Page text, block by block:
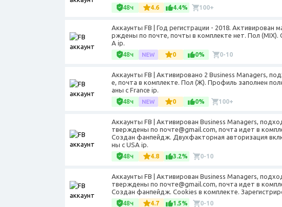
48ч 4.6 4.4% 100+
Аккаунты FB | Год регистрации - 2018.
рждены по почте, почты в комплекте нет. Пол (MIX).
A ip.
48ч 0 0% 0-10
Аккаунты FB | Активировано 2 Business Managers,
е, почта в комплекте. Пол (Ж). Профиль заполнен
аны с France ip.
48ч 0 0% 100+
Аккаунты FB | Активирован Business Managers,
тверждены по почте@gmail.com, почта идет в
Создан фанпейдж. Двухфакторная авторизация
ны с USA ip.
48ч 4.8 3.2% 0-10
Аккаунты FB | Активирован Business Managers,
тверждены по почте@gmail.com, почта идет в
Создан фанпейдж. Cookies в комплекте.
48ч 4.7 1.5% 0-10